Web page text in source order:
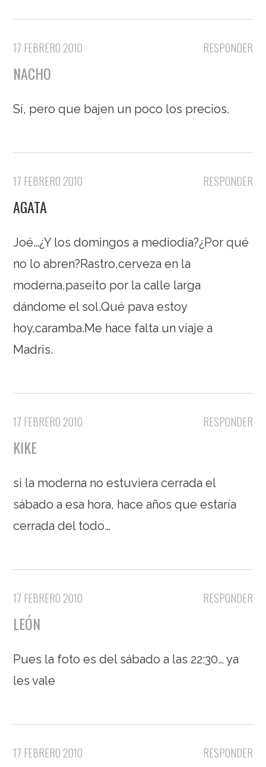
RESPONDER
17 FEBRERO 2010
NACHO
Sí, pero que bajen un poco los precios.
RESPONDER
17 FEBRERO 2010
AGATA
Joé…¿Y los domingos a mediodía?¿Por qué
no lo abren?Rastro,cerveza en la
moderna,paseito por la calle larga
dándome el sol.Qué pava estoy
hoy,caramba.Me hace falta un viaje a
Madris.
RESPONDER
17 FEBRERO 2010
KIKE
si la moderna no estuviera cerrada el
sábado a esa hora, hace años que estaría
cerrada del todo…
RESPONDER
17 FEBRERO 2010
LEÓN
Pues la foto es del sábado a las 22:30… ya
les vale
RESPONDER
17 FEBRERO 2010